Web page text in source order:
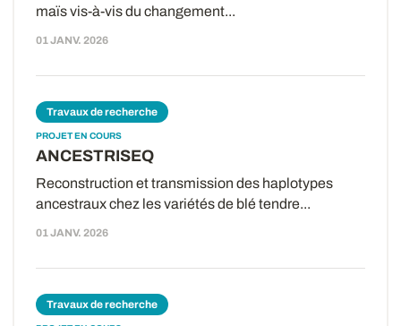
maïs vis-à-vis du changement...
01 JANV. 2026
Travaux de recherche
PROJET EN COURS
ANCESTRISEQ
Reconstruction et transmission des haplotypes
ancestraux chez les variétés de blé tendre...
01 JANV. 2026
Travaux de recherche